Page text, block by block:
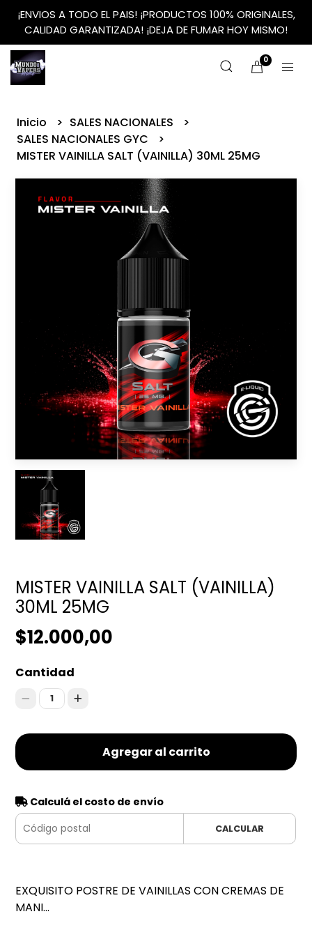
¡ENVIOS A TODO EL PAIS! ¡PRODUCTOS 100% ORIGINALES,
CALIDAD GARANTIZADA! ¡DEJA DE FUMAR HOY MISMO!
0
Inicio
SALES NACIONALES
SALES NACIONALES GYC
MISTER VAINILLA SALT (VAINILLA) 30ML 25MG
MISTER VAINILLA SALT (VAINILLA)
30ML 25MG
$12.000,00
Cantidad
1
Agregar al carrito
Calculá el costo de envío
CALCULAR
EXQUISITO POSTRE DE VAINILLAS CON CREMAS DE
MANI...